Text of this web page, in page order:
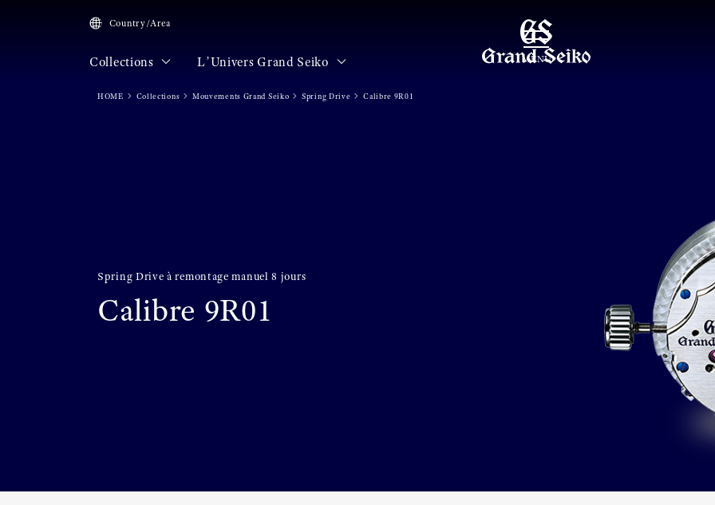
MENU
Country/Area
Collections L’Univers Grand Seiko
HOME Collections Mouvements Grand Seiko Spring Drive Calibre 9R01
Spring Drive à remontage manuel 8 jours
Calibre 9R01